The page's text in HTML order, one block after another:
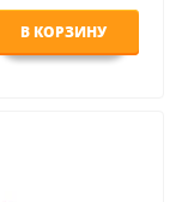
В КОРЗИНУ